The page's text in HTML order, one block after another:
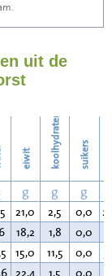
16
18
uit de
eiwit koolhydraten suikers
g g g
21,0 2,5 0,0
18,2 1,8 0,0
15,0 11,5 0,0
22,4 1,5 0,0